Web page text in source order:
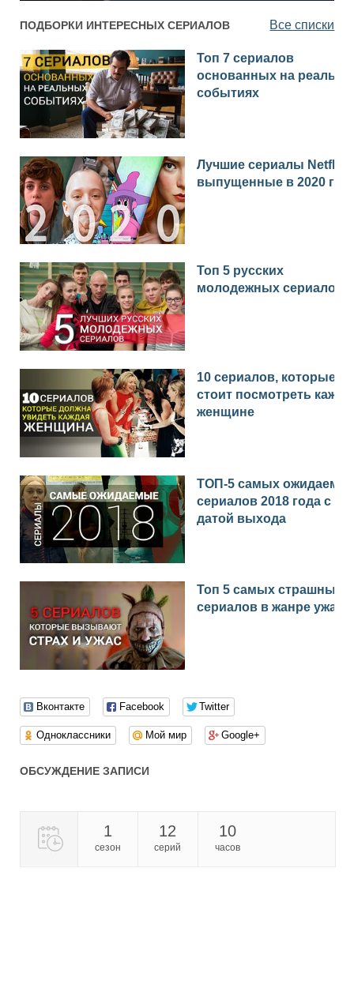
ПОДБОРКИ ИНТЕРЕСНЫХ СЕРИАЛОВ Все списки
Топ 7 сериалов
основанных на
событиях
Лучшие сериалы Netflix
выпущенные в 2020
Топ 5 русских
молодежных сериалов
10 сериалов, которые
стоит посмотреть
женщине
ТОП-5 самых
сериалов 2018 года с
датой выхода
Топ 5 самых страшных
сериалов в жанре ужасы
Вконтакте Facebook Twitter
Одноклассники Мой мир Google+
ОБСУЖДЕНИЕ ЗАПИСИ
1
сезон
12
серий
10
часов